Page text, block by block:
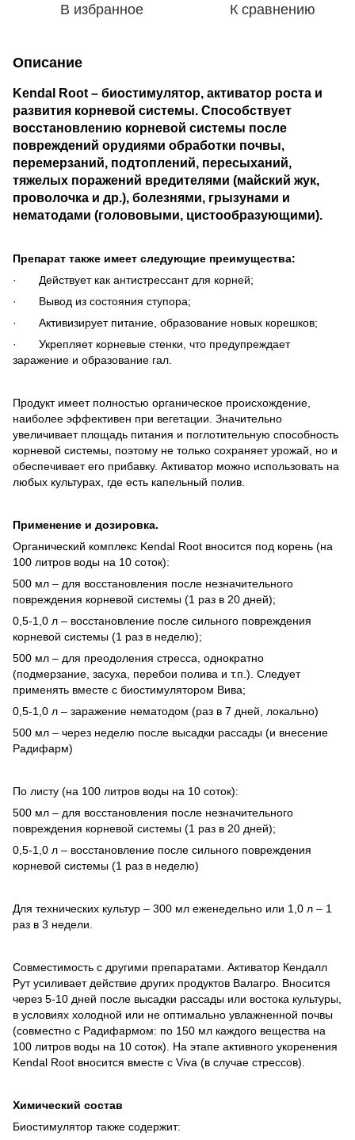
В избранное К сравнению
Описание
Kendal Root – биостимулятор, активатор роста и
развития корневой системы. Способствует
восстановлению корневой системы после
повреждений орудиями обработки почвы,
перемерзаний, подтоплений, пересыханий,
тяжелых поражений вредителями (майский жук,
проволочка и др.), болезнями, грызунами и
нематодами (голововыми, цистообразующими).
Препарат также имеет следующие преимущества:
· Действует как антистрессант для корней;
· Вывод из состояния ступора;
· Активизирует питание, образование новых корешков;
· Укрепляет корневые стенки, что предупреждает
заражение и образование гал.
Продукт имеет полностью органическое происхождение,
наиболее эффективен при вегетации. Значительно
увеличивает площадь питания и поглотительную способность
корневой системы, поэтому не только сохраняет урожай, но и
обеспечивает его прибавку. Активатор можно использовать на
любых культурах, где есть капельный полив.
Применение и дозировка.
Органический комплекс Kendal Root вносится под корень (на
100 литров воды на 10 соток):
500 мл – для восстановления после незначительного
повреждения корневой системы (1 раз в 20 дней);
0,5-1,0 л – восстановление после сильного повреждения
корневой системы (1 раз в неделю);
500 мл – для преодоления стресса, однократно
(подмерзание, засуха, перебои полива и т.п.). Следует
применять вместе с биостимулятором Вива;
0,5-1,0 л – заражение нематодом (раз в 7 дней, локально)
500 мл – через неделю после высадки рассады (и внесение
Радифарм)
По листу (на 100 литров воды на 10 соток):
500 мл – для восстановления после незначительного
повреждения корневой системы (1 раз в 20 дней);
0,5-1,0 л – восстановление после сильного повреждения
корневой системы (1 раз в неделю)
Для технических культур – 300 мл еженедельно или 1,0 л – 1
раз в 3 недели.
Совместимость с другими препаратами. Активатор Кендалл
Рут усиливает действие других продуктов Валагро. Вносится
через 5-10 дней после высадки рассады или востока культуры,
в условиях холодной или не оптимально увлажненной почвы
(совместно с Радифармом: по 150 мл каждого вещества на
100 литров воды на 10 соток). На этапе активного укоренения
Kendal Root вносится вместе с Viva (в случае стрессов).
Химический состав
Биостимулятор также содержит: